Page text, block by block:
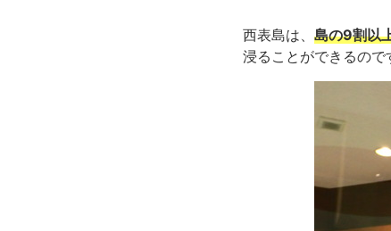
西表島は、 島の9割以
浸ることができるので